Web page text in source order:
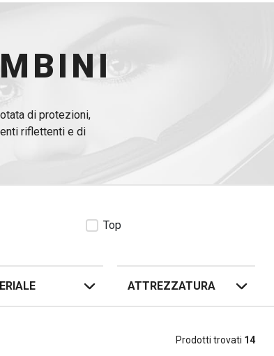
di protezioni,
riflettenti e di
Top
ATTREZZATURA
Prodotti trovati 14